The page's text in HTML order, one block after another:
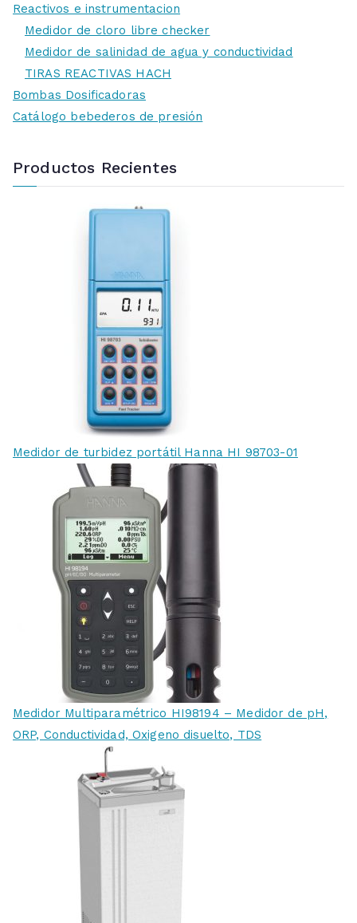
Reactivos e instrumentacion
Medidor de cloro libre checker
Medidor de salinidad de agua y conductividad
TIRAS REACTIVAS HACH
Bombas Dosificadoras
Catálogo bebederos de presión
Productos Recientes
Medidor de turbidez portátil Hanna HI 98703-01
Medidor Multiparamétrico HI98194 – Medidor de pH,
ORP, Conductividad, Oxigeno disuelto, TDS